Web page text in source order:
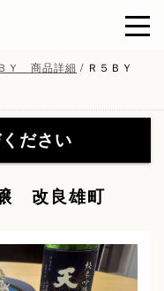
Ｙ 商品詳細 / Ｒ５ＢＹ
ださい
店限定販売】無窮天
ーズ(41)
ミブルワリー(11)
改良雄町